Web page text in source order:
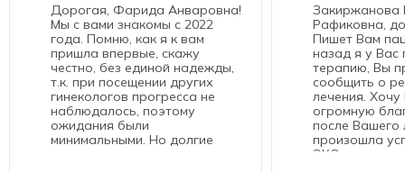
Дорогая, Фарида Анваровна!
Мы с вами знакомы с 2022
года. Помню, как я к вам
пришла впервые, скажу
честно, без единой надежды,
т.к. при посещении других
гинекологов прогресса не
наблюдалось, поэтому
ожидания были
минимальными. Но долгие
Закиржанова
Рафиковна,
Пишет Вам
назад я у Вас
терапию, Вы
сообщить о
лечения.
огромную
после Вашего
произошла
ЭКО, до этого